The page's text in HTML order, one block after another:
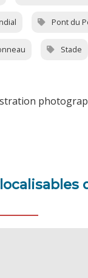
Pont du
Stade